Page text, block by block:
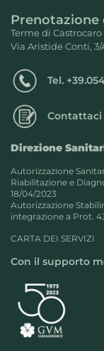
Terme di Castrocaro
Via Aristide Conti, 3/
Tel.
Contattaci
Direzione
Autorizzazione
Riabilitazione e
18/04/2023
Autorizzazione
integrazione a Prot.
CARTA DEI SERVIZI
Con il supporto